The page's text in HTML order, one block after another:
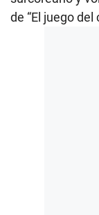
de “El juego del